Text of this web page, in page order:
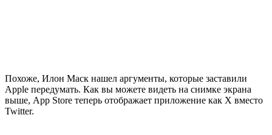
Похоже, Илон Маск нашел аргументы, которые заставили
Apple передумать. Как вы можете видеть на снимке экрана
выше, App Store теперь отображает приложение как X вместо
Twitter.